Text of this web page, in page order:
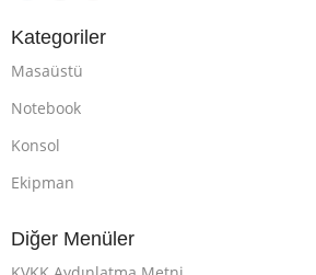
Kategoriler
Masaüstü
Notebook
Konsol
Ekipman
Diğer Menüler